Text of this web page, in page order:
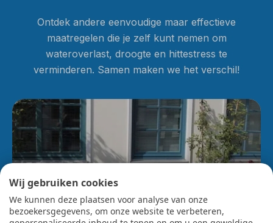
Ontdek andere eenvoudige maar effectieve
maatregelen die je zelf kunt nemen om
wateroverlast, droogte en hittestress te
verminderen. Samen maken we het verschil!
Wij gebruiken cookies
We kunnen deze plaatsen voor analyse van onze
bezoekersgegevens, om onze website te verbeteren,